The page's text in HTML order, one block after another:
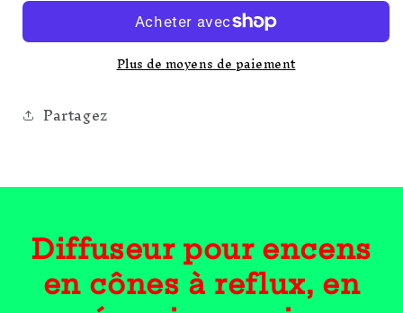
-
Lumière)
Encens
-
Crâne
Plus de moyens de paiement
Partagez
Diffuseur pour encens
en cônes à reflux, en